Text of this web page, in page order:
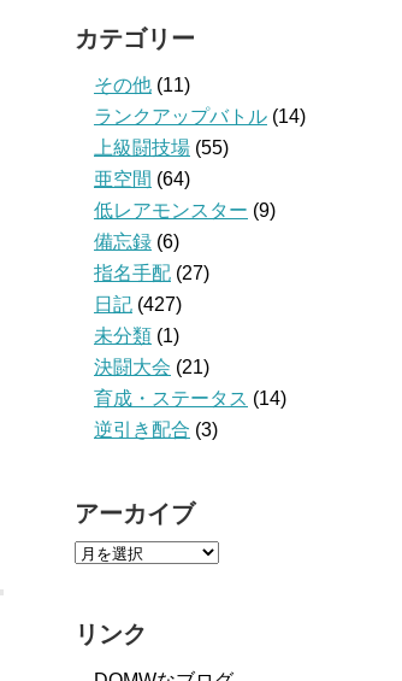
カテゴリー
その他 (11)
ランクアップバトル (14)
上級闘技場 (55)
亜空間 (64)
低レアモンスター (9)
備忘録 (6)
指名手配 (27)
日記 (427)
未分類 (1)
決闘大会 (21)
育成・ステータス (14)
逆引き配合 (3)
アーカイブ
リンク